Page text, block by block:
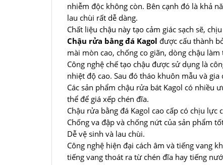
nhiễm độc không còn. Bên cạnh đó là khả
lau chùi rất dễ dàng.
Chất liệu chậu này tạo cảm giác sạch sẽ,
Chậu rửa bằng đá Kagol được cấu thành
mài mòn cao, chống co giãn, dòng chậu
Công nghệ chế tạo chậu được sử dụng là
nhiệt độ cao. Sau đó tháo khuôn mẫu và
Các sản phẩm chậu rửa bát Kagol có nhiều
thể để giá xếp chén đĩa.
Chậu rửa bằng đá Kagol cao cấp có chịu
Chống va đập và chống nứt của sản phẩm
Dễ vệ sinh và lau chùi.
Công nghệ hiện đại cách âm và tiếng vang
tiếng vang thoát ra từ chén đĩa hay tiếng